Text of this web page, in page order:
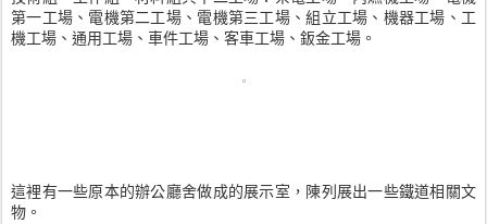
第一工場、電機第二工場、電機第三工場、組立工場、機器工場、工
機工場、通用工場、車件工場、客車工場、鈑金工場。
這裡有一些原本的辦公廳舍做成的展示室，陳列展出一些鐵道相關文
物。